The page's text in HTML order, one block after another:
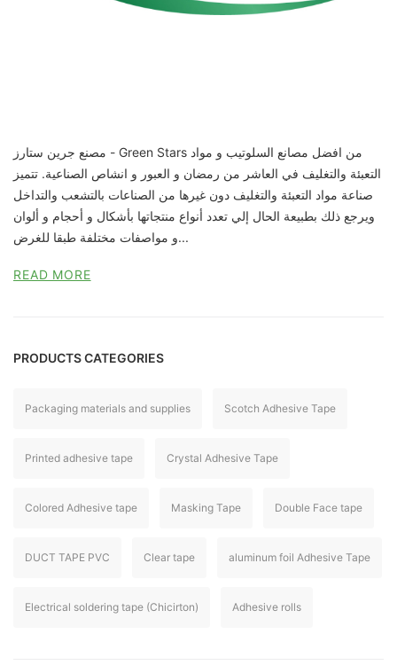
مصنع جرين ستارز - Green Stars من افضل مصانع السلوتيب و مواد
التعبئة والتغليف في العاشر من رمضان و العبور و انشاص الصناعية. تتميز
صناعة مواد التعبئة والتغليف دون غيرها من الصناعات بالتشعب والتداخل
ويرجع ذلك بطبيعة الحال إلي تعدد أنواع منتجاتها بأشكال و أحجام و ألوان
و مواصفات مختلفة طبقا للغرض...
READ MORE
PRODUCTS CATEGORIES
Packaging materials and supplies Scotch Adhesive Tape
Printed adhesive tape Crystal Adhesive Tape
Colored Adhesive tape Masking Tape Double Face tape
DUCT TAPE PVC Clear tape aluminum foil Adhesive Tape
Electrical soldering tape (Chicirton) Adhesive rolls